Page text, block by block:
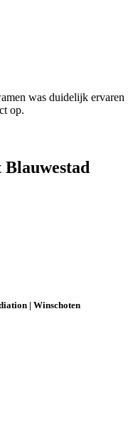
was duidelijk ervaren
op.
| Winschoten